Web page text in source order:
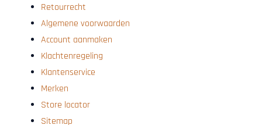
Retourrecht
Algemene voorwaarden
Account aanmaken
Klachtenregeling
Klantenservice
Merken
Store locator
Sitemap